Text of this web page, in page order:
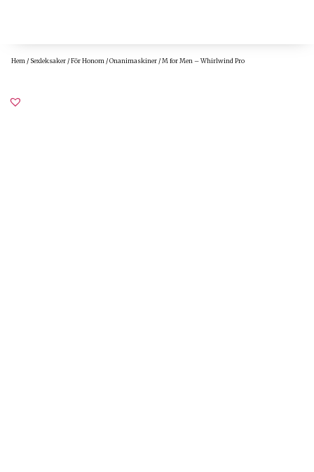
Hem / Sexleksaker /För Honom /Onanimaskiner / M for Men – Whirlwind Pro